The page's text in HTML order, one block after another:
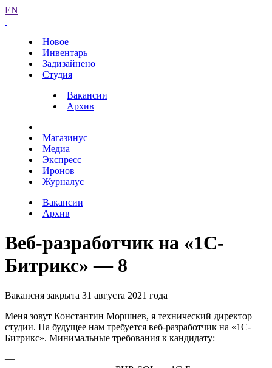
EN
Новое
Инвентарь
Задизайнено
Студия
Вакансии
Архив
Магазинус
Медиа
Экспресс
Иронов
Журналус
Вакансии
Архив
Веб-разработчик на «1С-
Битрикс» — 8
Вакансия закрыта 31 августа 2021 года
Меня зовут Константин Моршнев, я технический директор
студии. На будущее нам требуется веб-разработчик на «1С-
Битрикс». Минимальные требования к кандидату:
—